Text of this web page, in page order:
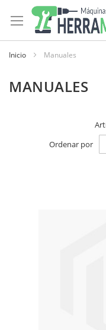
al
contenido
Inicio Manuales
MANUALES
Ordenar por